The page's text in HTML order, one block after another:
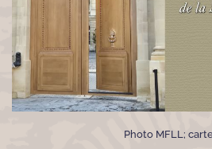
Photo MFLL;